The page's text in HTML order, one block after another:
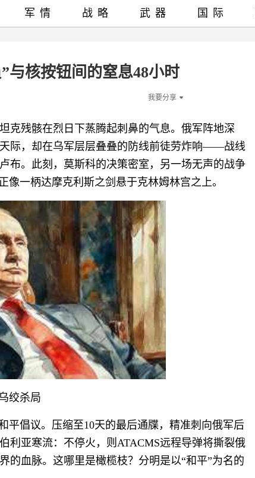
与核按钮间的窒息48小时
我要分享
克残骸在烈日下蒸腾起刺鼻的气息。俄军阵地深
际，却在乌军层层叠叠的防线前徒劳炸响——战线
布。此刻，莫斯科的决策密室，另一场无声的战争
一柄达摩克利斯之剑悬于克林姆林宫之上。
绞杀局
平倡议。压缩至10天的最后通牒，精准刺向俄军后
利亚寒流：不停火，则ATACMS远程导弹将撕裂俄
的血脉。这哪里是橄榄枝？分明是以“和平”为名的
军情 战略 武器 国际